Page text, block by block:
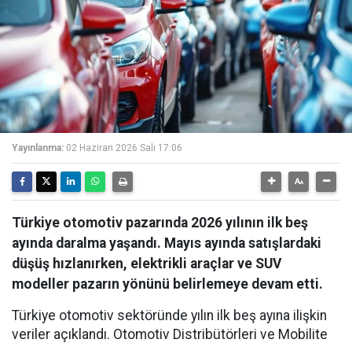
Yayınlanma: 02 Haziran 2026 Salı 17:06
Türkiye otomotiv pazarında 2026 yılının ilk beş
ayında daralma yaşandı. Mayıs ayında satışlardaki
düşüş hızlanırken, elektrikli araçlar ve SUV
modeller pazarın yönünü belirlemeye devam etti.
Türkiye otomotiv sektöründe yılın ilk beş ayına ilişkin
veriler açıklandı. Otomotiv Distribütörleri ve Mobilite